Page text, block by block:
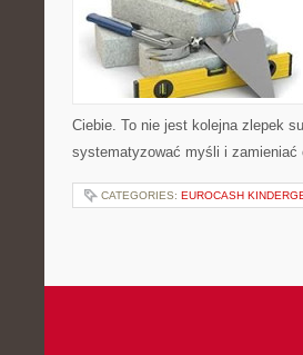
Ciebie. To nie jest kolejna zlepek
systematyzować myśli i
CATEGORIES: EUROCASH